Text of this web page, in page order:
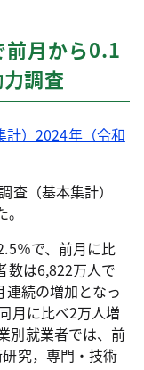
前月から0.1
調査
計）2024年（令和
（基本集計）
％で、前月に比
数は6,822万人で
続の増加となっ
月に比べ2万人増
別就業者では、前
究，専門・技術